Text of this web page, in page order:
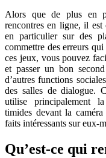
Alors que de plus en
rencontres en ligne, il
en particulier sur des
commettre des erreurs
ces jeux, vous pouvez
et passer un bon
d’autres functions
des salles de dialogue.
utilise principalement
timides devant la
faits intéressants sur eux-
Qu’est-ce qui